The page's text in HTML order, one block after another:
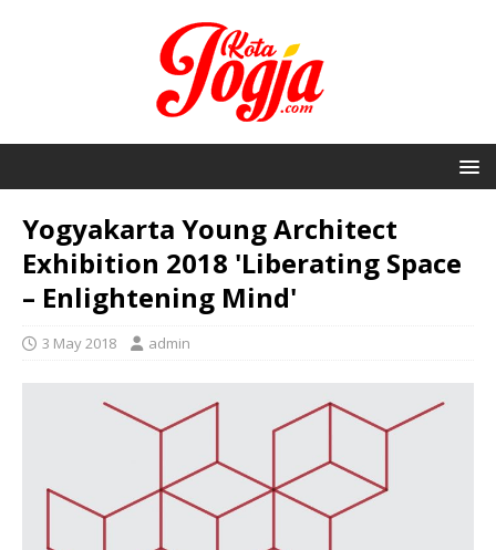
Yogyakarta Young Architect
Exhibition 2018 'Liberating Space
– Enlightening Mind'
3 May 2018 admin